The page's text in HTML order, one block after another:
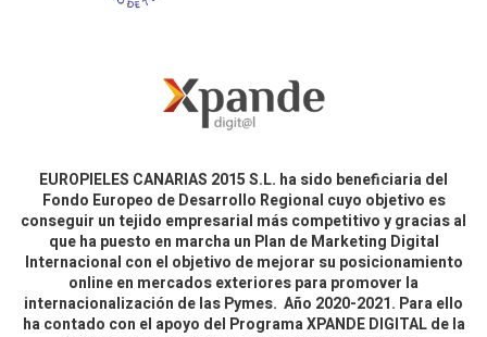
EUROPIELES CANARIAS 2015 S.L. ha sido beneficiaria del
Fondo Europeo de Desarrollo Regional cuyo objetivo es
conseguir un tejido empresarial más competitivo y gracias al
que ha puesto en marcha un Plan de Marketing Digital
Internacional con el objetivo de mejorar su posicionamiento
online en mercados exteriores para promover la
internacionalización de las Pymes. Año 2020-2021. Para ello
ha contado con el apoyo del Programa XPANDE DIGITAL de la